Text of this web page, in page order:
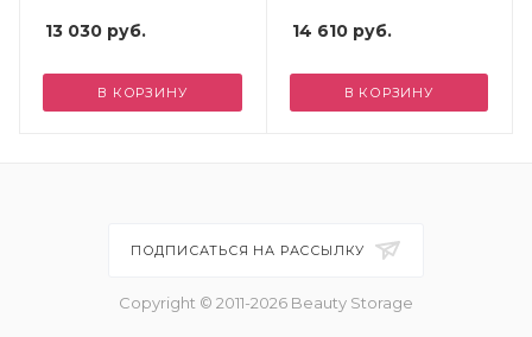
13 030 руб.
В КОРЗИНУ
14 610руб.
В КОРЗИНУ
ПОДПИСАТЬСЯ НА РАССЫЛКУ
Copyright © 2011-2026 Beauty Storage